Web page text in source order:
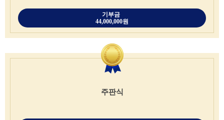
기부금
44,000,000원
주판식